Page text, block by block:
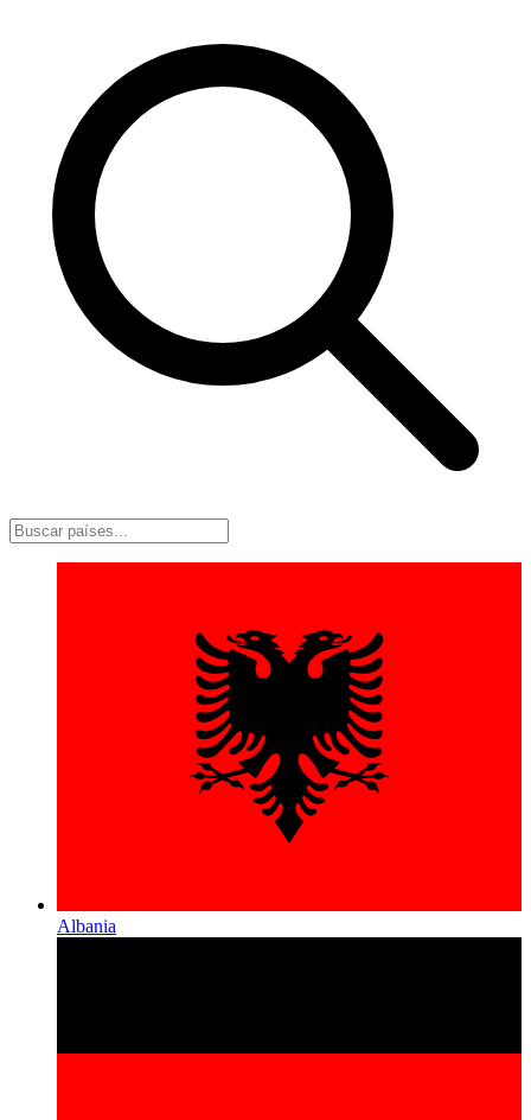
Albania